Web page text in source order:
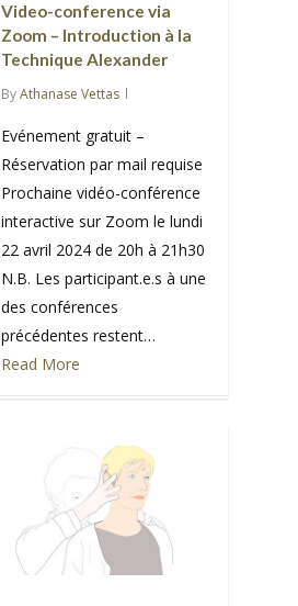
Video-conference via
Zoom – Introduction à la
Technique Alexander
ByAthanase Vettas
Evénement gratuit –
Réservation par mail requise
Prochaine vidéo-conférence
interactive sur Zoom le lundi
22 avril 2024 de 20h à 21h30
N.B. Les participant.e.s à une
des conférences
précédentes restent…
Read More